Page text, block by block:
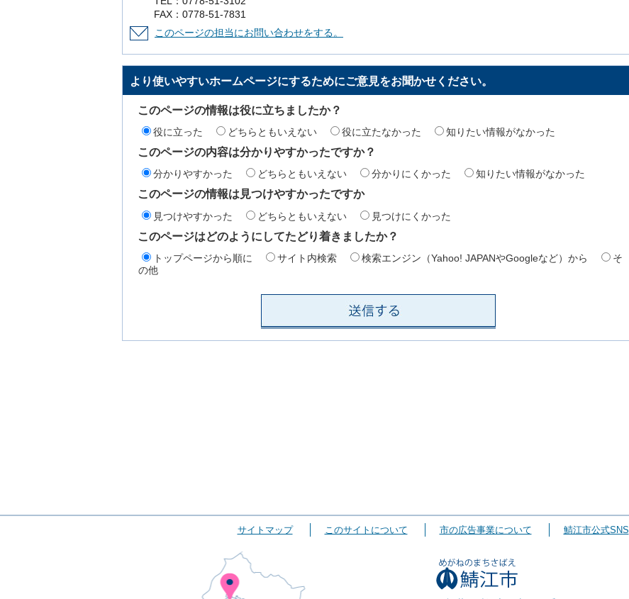
FAX：0778-51-7831
このページの担当にお問い合わせをする。
より使いやすいホームページにするためにご意見をお聞かせください。
このページの情報は役に立ちましたか？
役に立った どちらともいえない 役に立たなかった 知りたい情報がなかった
このページの内容は分かりやすかったですか？
分かりやすかった どちらともいえない 分かりにくかった 知りたい情報がなかった
このページの情報は見つけやすかったですか
見つけやすかった どちらともいえない 見つけにくかった
このページはどのようにしてたどり着きましたか？
トップページから順に サイト内検索 検索エンジン（Yahoo! JAPANやGoogleなど）から
そ
の他
サイトマップ このサイトについて 市の広告事業について 鯖江市公式SNS